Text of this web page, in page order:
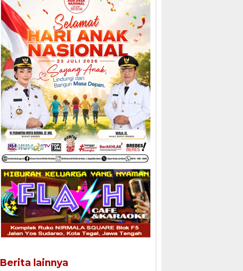
Berita lainnya